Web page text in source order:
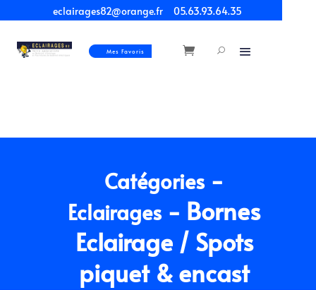
eclairages82@orange.fr 05.63.93.64.35
Mes Favoris
Catégories -
Eclairages - Bornes
Eclairage / Spots
piquet & encast